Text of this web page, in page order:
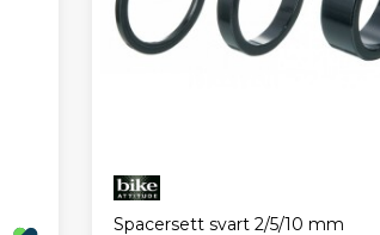
Spacersett svart 2/5/10 mm